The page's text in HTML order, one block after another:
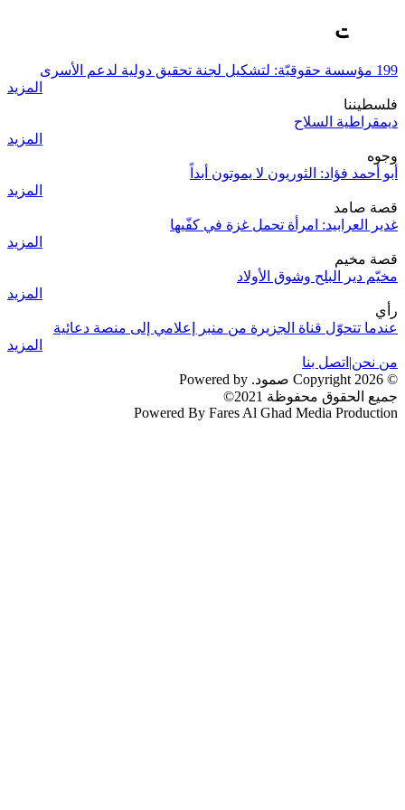
شبكات
199 مؤسسة حقوقيّة: لتشكيل لجنة تحقيق دولية لدعم الأسرى
المزيد
فلسطيننا
ديمقراطية السلاح
المزيد
وجوه
أبو أحمد فؤاد: الثوريون لا يموتون أبداً
المزيد
قصة صامد
غدير العرابيد: امرأة تحمل غزة في كفّيها
المزيد
قصة مخيم
مخيّم دير البلح وشوق الأولاد
المزيد
رأي
عندما تتحوّل قناة الجزيرة من منبر إعلامي إلى منصة دعائية
المزيد
من نحن| اتصل بنا
© 2026 Copyright صمود. Powered by
جميع الحقوق محفوظة 2021©
Powered By Fares Al Ghad Media Production